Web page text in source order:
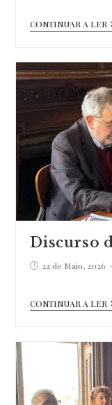
CONTINUAR A LER
Discurso
Post22 de Maio, 2026
CONTINUAR A LER